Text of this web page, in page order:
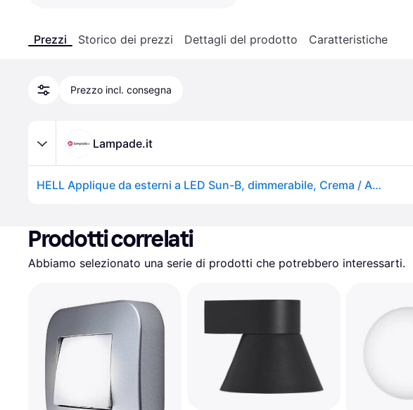
Prezzi Storico dei prezzi Dettagli del prodotto Caratteristiche
Prezzo incl. consegna
Lampade.it
HELL Applique da esterni a LED Sun-B, dimmerabile, Crema / Ambra, Metallo, Moderno, Applique LED da esterni
Prodotti correlati
Abbiamo selezionato una serie di prodotti che potrebbero interessarti.